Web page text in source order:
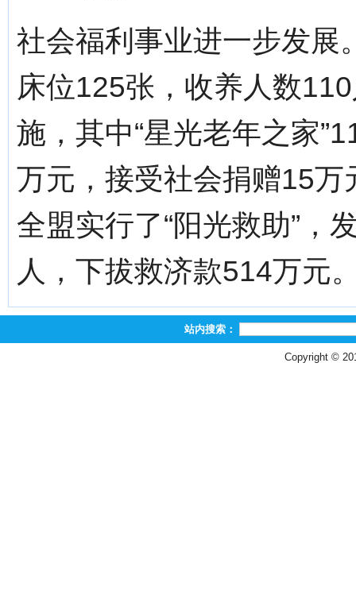
社会福利事业进一步发展
床位125张，收养人数
施，其中“星光老年之家
万元，接受社会捐赠15
全盟实行了“阳光救助”，
人，下拔救济款514万元
站内搜索：
Copyright ©